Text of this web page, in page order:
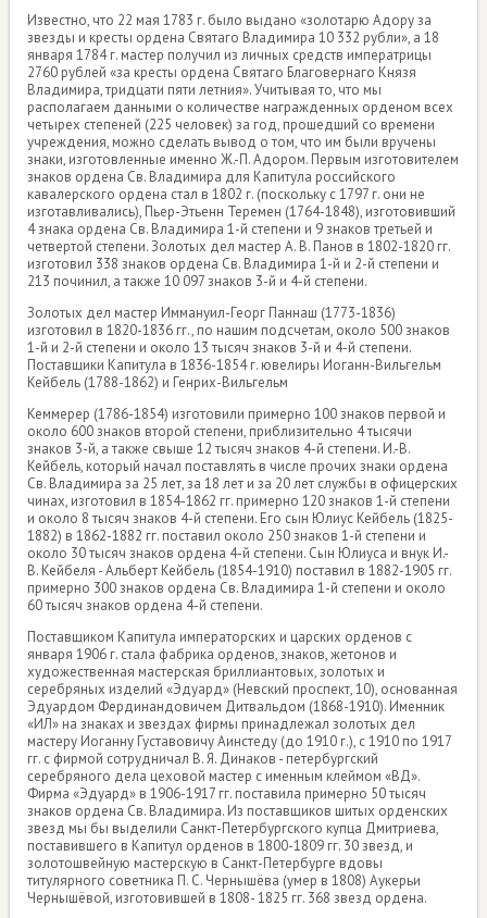
Известно, что 22 мая 1783 г. было выдано «золотарю Адору за
звезды и кресты ордена Святаго Владимира 10 332 рубли», а 18
января 1784 г. мастер получил из личных средств императрицы
2760 рублей «за кресты ордена Святаго Благовернаго Князя
Владимира, тридцати пяти летния». Учитывая то, что мы
располагаем данными о количестве награжденных орденом всех
четырех степеней (225 человек) за год, прошедший со времени
учреждения, можно сделать вывод о том, что им были вручены
знаки, изготовленные именно Ж.-П. Адором. Первым изготовителем
знаков ордена Св. Владимира для Капитула российского
кавалерского ордена стал в 1802 г. (поскольку с 1797 г. они не
изготавливались), Пьер-Этьенн Теремен (1764-1848), изготовивший
4 знака ордена Св. Владимира 1-й степени и 9 знаков третьей и
четвертой степени. Золотых дел мастер А. В. Панов в 1802-1820 гг.
изготовил 338 знаков ордена Св. Владимира 1-й и 2-й степени и
213 починил, а также 10 097 знаков 3-й и 4-й степени.
Золотых дел мастер Иммануил-Георг Паннаш (1773-1836)
изготовил в 1820-1836 гг., по нашим подсчетам, около 500 знаков
1-й и 2-й степени и около 13 тысяч знаков 3-й и 4-й степени.
Поставщики Капитула в 1836-1854 г. ювелиры Иоганн-Вильгельм
Кейбель (1788-1862) и Генрих-Вильгельм
Кеммерер (1786-1854) изготовили примерно 100 знаков первой и
около 600 знаков второй степени, приблизительно 4 тысячи
знаков 3-й, а также свыше 12 тысяч знаков 4-й степени. И.-В.
Кейбель, который начал поставлять в числе прочих знаки ордена
Св. Владимира за 25 лет, за 18 лет и за 20 лет службы в офицерских
чинах, изготовил в 1854-1862 гг. примерно 120 знаков 1-й степени
и около 8 тысяч знаков 4-й степени. Его сын Юлиус Кейбель (1825-
1882) в 1862-1882 гг. поставил около 250 знаков 1-й степени и
около 30 тысяч знаков ордена 4-й степени. Сын Юлиуса и внук И.-
В. Кейбеля - Альберт Кейбель (1854-1910) поставил в 1882-1905 гг.
примерно 300 знаков ордена Св. Владимира 1-й степени и около
60 тысяч знаков ордена 4-й степени.
Поставщиком Капитула императорских и царских орденов с
января 1906 г. стала фабрика орденов, знаков, жетонов и
художественная мастерская бриллиантовых, золотых и
серебряных изделий «Эдуард» (Невский проспект, 10), основанная
Эдуардом Фердинандовичем Дитвальдом (1868-1910). Именник
«ИЛ» на знаках и звездах фирмы принадлежал золотых дел
мастеру Иоганну Густавовичу Аинстеду (до 1910 г.), с 1910 по 1917
гг. с фирмой сотрудничал В. Я. Динаков - петербургский
серебряного дела цеховой мастер с именным клеймом «ВД».
Фирма «Эдуард» в 1906-1917 гг. поставила примерно 50 тысяч
знаков ордена Св. Владимира. Из поставщиков шитых орденских
звезд мы бы выделили Санкт-Петербургского купца Дмитриева,
поставившего в Капитул орденов в 1800-1809 гг. 30 звезд, и
золотошвейную мастерскую в Санкт-Петербурге вдовы
титулярного советника П. С. Чернышёва (умер в 1808) Аукерьи
Чернышёвой, изготовившей в 1808- 1825 гг. 368 звезд ордена.